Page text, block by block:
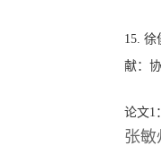
15. 徐
献：
论文1：
张敏